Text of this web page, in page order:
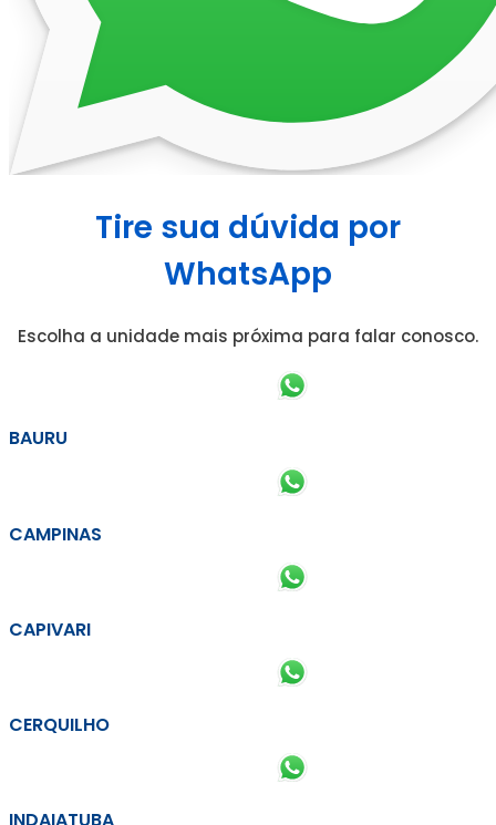
Tire sua dúvida por
WhatsApp
Escolha a unidade mais próxima para falar conosco.
BAURU
CAMPINAS
CAPIVARI
CERQUILHO